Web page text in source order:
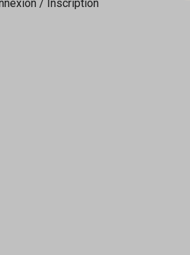
à l’épaisseur des joints ou au type de
aisément sur chantier ou en atelier.
et exemptes de poussière ou
/ Inscription